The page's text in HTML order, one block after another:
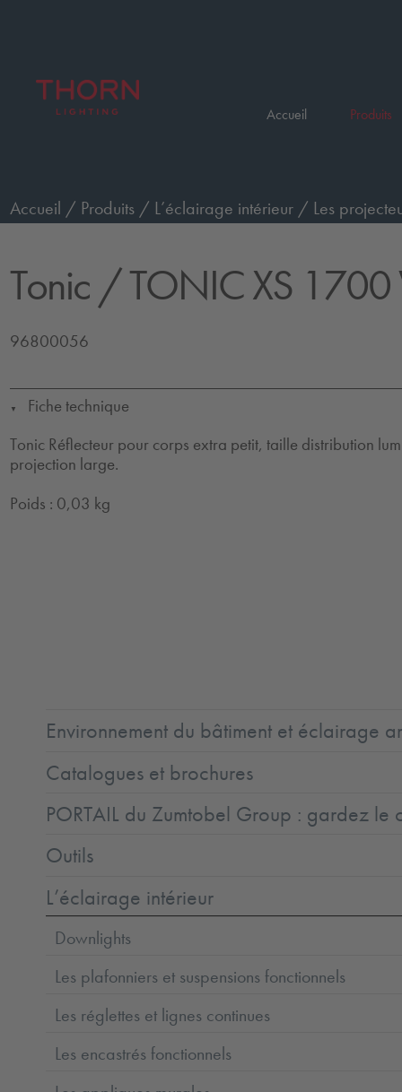
Accueil Produits
Accueil / Produits / L’éclairage intérieur / Les
Tonic / TONIC XS 1700
96800056
▼
Fiche technique
Tonic Réflecteur pour corps extra petit, taille distribution
projection large.
Poids : 0,03 kg
Environnement du bâtiment et éclairage
Catalogues et brochures
PORTAIL du Zumtobel Group : gardez le
Outils
L’éclairage intérieur
Downlights
Les plafonniers et suspensions fonctionnels
Les réglettes et lignes continues
Les encastrés fonctionnels